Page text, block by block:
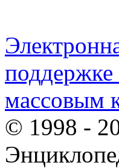
поддержке
массовым
© 1998 -